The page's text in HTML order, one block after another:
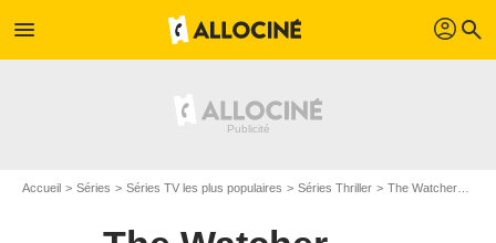
menu profil search
Accueil Séries Séries TV les plus populaires Séries Thriller The Watcher